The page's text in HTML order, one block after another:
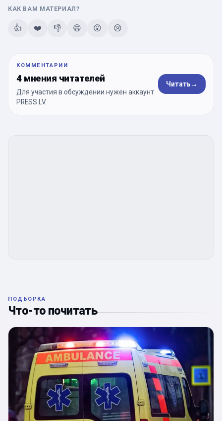
КАК ВАМ МАТЕРИАЛ?
👍 ❤️ 👎 😄 😮 😢
КОММЕНТАРИИ
4 мнения читателей
Для участия в обсуждении нужен аккаунт
PRESS.LV.
Читать→
ПОДБОРКА
Что-то почитать